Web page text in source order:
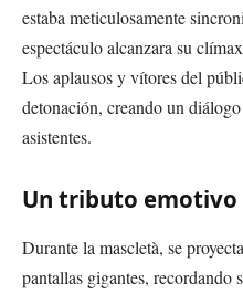
estaba meticulosamente
espectáculo alcanzara su
Los aplausos y vítores del
detonación, creando un
asistentes.
Un tributo emotivo
Durante la mascletà, se
pantallas gigantes,